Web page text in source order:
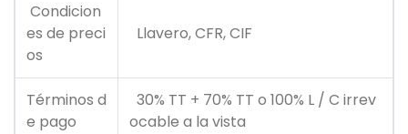
Condicion
es de preci
os
Llavero, CFR, CIF
Términos d
e pago
30% TT + 70% TT o 100% L / C irrev
ocable a la vista